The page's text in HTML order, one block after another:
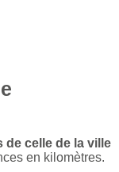
de celle de la ville
en kilomètres.